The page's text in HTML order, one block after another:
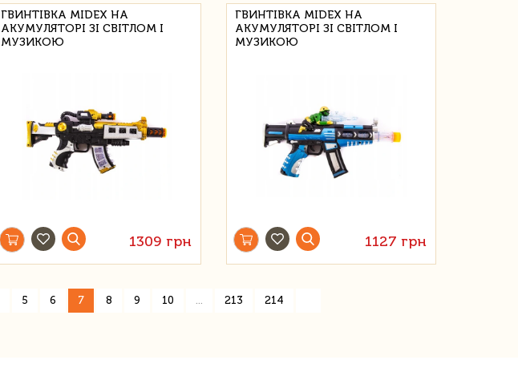
ГВИНТІВКА MIDEX НА
АКУМУЛЯТОРІ ЗІ СВІТЛОМ І
МУЗИКОЮ
1309 грн
ГВИНТІВКА MIDEX НА
АКУМУЛЯТОРІ ЗІ СВІТЛОМ І
МУЗИКОЮ
1127 грн
5 6 7 8 9 10 ... 213 214